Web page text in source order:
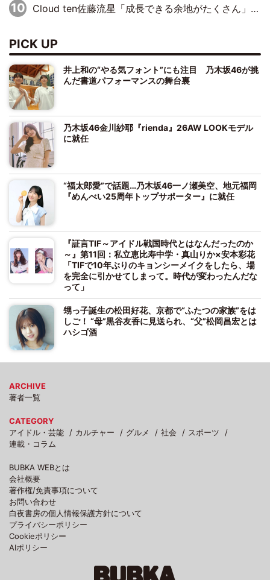
Cloud ten佐藤流星「成長できる余地がたくさん」、本田高優「何度見ても飽きない公演に」
PICK UP
井上和の“やる気フォント”にも注目 乃木坂46が挑
んだ書道パフォーマンスの舞台裏
乃木坂46金川紗耶『rienda』26AW LOOKモデル
に就任
“福太郎愛”で話題…乃木坂46一ノ瀬美空、地元福岡
『めんべい25周年トップサポーター』に就任
『証言TIF～アイドル戦国時代とはなんだったのか
～』第11回：私立恵比寿中学・真山りか×安本彩花
「TIFで10年ぶりのキョンシーメイクをしたら、場
を完全に引かせてしまって。時代が変わったんだな
って」
甥っ子誕生の松田好花、京都で“ふたつの家族”をは
しご！ “母”黒谷友香に見送られ、“父”松岡昌宏とは
ハシゴ酒
ARCHIVE
著者一覧
CATEGORY
アイドル・芸能
カルチャー グルメ 社会
スポーツ
連載・コラム
BUBKA WEBとは
会社概要
著作権/免責事項について
お問い合わせ
白夜書房の個人情報保護方針について
プライバシーポリシー
Cookieポリシー
AIポリシー